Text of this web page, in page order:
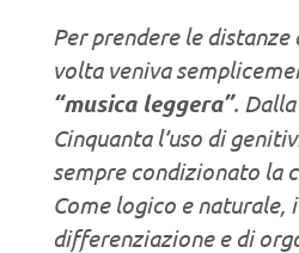
Per prendere le distanze
volta veniva
“musica leggera”.
Cinquanta l’uso di
sempre condizionato la
Come logico e naturale,
differenziazione e di